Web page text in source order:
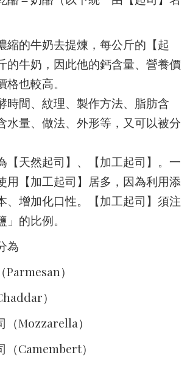
縮的牛奶去提煉，每公斤的【起
的牛奶，因此他的鈣含量、營養價
也較高。
時間、紋理、製作方法、脂肪含
水量、做法、外形等，又可以被分
【天然起司】、【加工起司】。一
用【加工起司】居多，因為利用添
、增加化口性。【加工起司】須注
的比例。
為
）
）
Mozzarella）
Camembert）